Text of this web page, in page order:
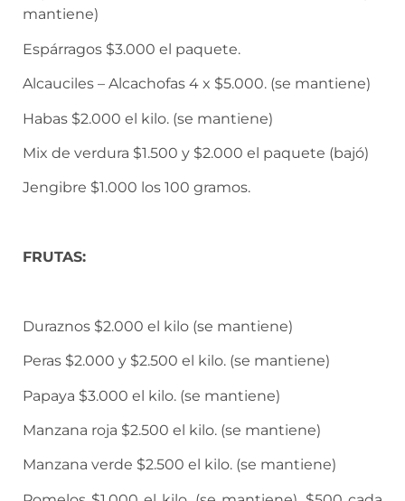
mantiene)
Espárragos $3.000 el paquete.
Alcauciles – Alcachofas 4 x $5.000. (se mantiene)
Habas $2.000 el kilo. (se mantiene)
Mix de verdura $1.500 y $2.000 el paquete (bajó)
Jengibre $1.000 los 100 gramos.
FRUTAS:
Duraznos $2.000 el kilo (se mantiene)
Peras $2.000 y $2.500 el kilo. (se mantiene)
Papaya $3.000 el kilo. (se mantiene)
Manzana roja $2.500 el kilo. (se mantiene)
Manzana verde $2.500 el kilo. (se mantiene)